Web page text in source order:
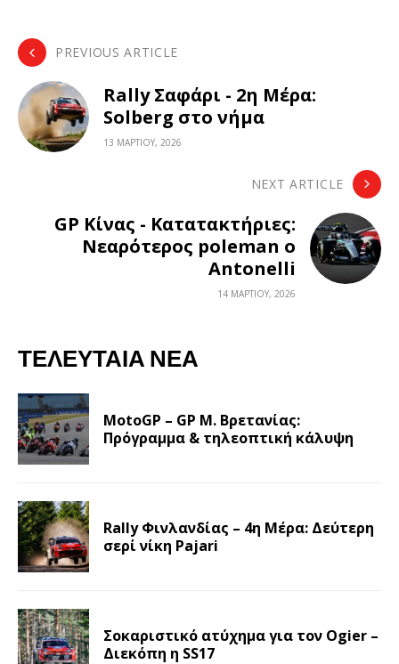
PREVIOUS ARTICLE
Rally Σαφάρι - 2η Μέρα:
Solberg στο νήμα
13 ΜΑΡΤΊΟΥ, 2026
NEXT ARTICLE
GP Κίνας - Κατατακτήριες:
Νεαρότερος poleman ο
Antonelli
14 ΜΑΡΤΊΟΥ, 2026
ΤΕΛΕΥΤΑΊΑ ΝΈΑ
MotoGP – GP Μ. Βρετανίας:
Πρόγραμμα & τηλεοπτική κάλυψη
Rally Φινλανδίας – 4η Μέρα: Δεύτερη
σερί νίκη Pajari
Σοκαριστικό ατύχημα για τον Ogier –
Διεκόπη η SS17